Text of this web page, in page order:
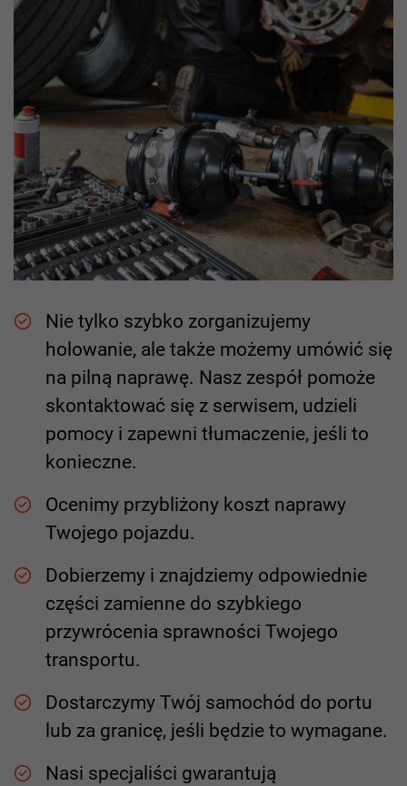
Nie tylko szybko zorganizujemy
holowanie, ale także możemy umówić się
na pilną naprawę. Nasz zespół pomoże
skontaktować się z serwisem, udzieli
pomocy i zapewni tłumaczenie, jeśli to
konieczne.
Ocenimy przybliżony koszt naprawy
Twojego pojazdu.
Dobierzemy i znajdziemy odpowiednie
części zamienne do szybkiego
przywrócenia sprawności Twojego
transportu.
Dostarczymy Twój samochód do portu
lub za granicę, jeśli będzie to wymagane.
Nasi specjaliści gwarantują